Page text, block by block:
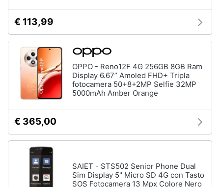
€ 113,99
OPPO - Reno12F 4G 256GB 8GB Ram
Display 6.67” Amoled FHD+ Tripla
fotocamera 50+8+2MP Selfie 32MP
5000mAh Amber Orange
€ 365,00
SAIET - STS502 Senior Phone Dual
Sim Display 5" Micro SD 4G con Tasto
SOS Fotocamera 13 Mpx Colore Nero